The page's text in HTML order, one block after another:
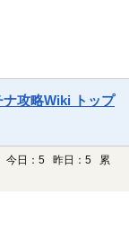
攻略Wiki トップ
今日：5 昨日：5 累